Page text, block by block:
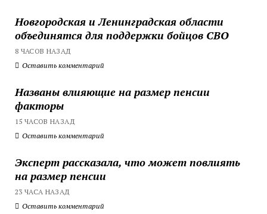
Новгородская и Ленинградская области
объединятся для поддержки бойцов СВО
8 ЧАСОВ НАЗАД
Оставить комментарий
Названы влияющие на размер пенсии
факторы
15 ЧАСОВ НАЗАД
Оставить комментарий
Эксперт рассказала, что может повлиять
на размер пенсии
23 ЧАСА НАЗАД
Оставить комментарий